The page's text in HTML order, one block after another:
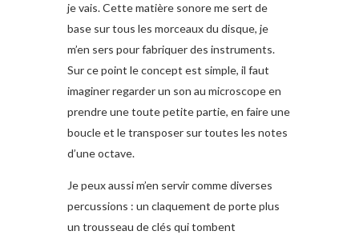
je vais. Cette matière sonore me sert de
base sur tous les morceaux du disque, je
m’en sers pour fabriquer des instruments.
Sur ce point le concept est simple, il faut
imaginer regarder un son au microscope en
prendre une toute petite partie, en faire une
boucle et le transposer sur toutes les notes
d’une octave.
Je peux aussi m’en servir comme diverses
percussions : un claquement de porte plus
un trousseau de clés qui tombent